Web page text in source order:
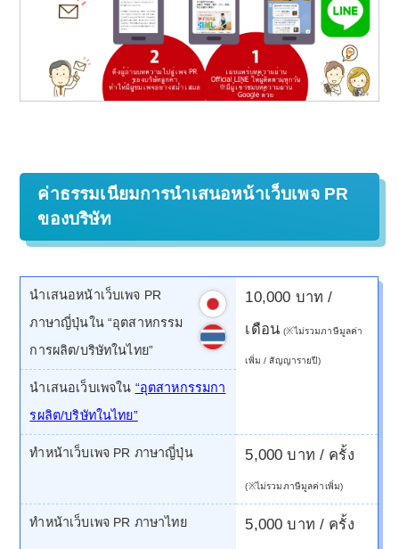
ค่าธรรมเนียมการนำเสนอหน้าเว็บเพจ PR
ของบริษัท
นำเสนอหน้าเว็บเพจ PR
ภาษาญี่ปุ่นใน “อุตสาหกรรม
การผลิต/บริษัทในไทย”
10,000 บาท /
เดือน (※ไม่รวมภาษีมูลค่า
เพิ่ม / สัญญารายปี)
นำเสนอเว็บเพจใน “อุตสาหกรรมกา
รผลิต/บริษัทในไทย”
ทำหน้าเว็บเพจ PR ภาษาญี่ปุ่น 5,000 บาท / ครั้ง
(※ไม่รวมภาษีมูลค่าเพิ่ม)
ทำหน้าเว็บเพจ PR ภาษาไทย 5,000 บาท / ครั้ง